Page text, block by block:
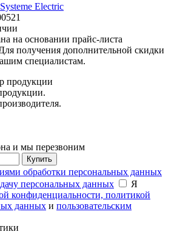
Systeme Electric
на основании прайс-листа
получения дополнительной скидки
специалистам.
и мы перезвоним
Купить
обработки персональных данных
персональных данных
Я
конфиденциальности, политикой
данных и пользовательским